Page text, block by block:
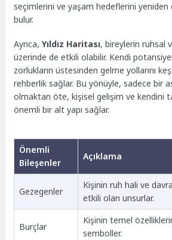
seçimlerini ve yaşam hedeflerini yeniden
bulur.
Ayrıca,Yıldız Haritası, bireylerin ruhsal
üzerinde de etkili olabilir. Kendi
zorlukların üstesinden gelme yollarını
rehberlik sağlar. Bu yönüyle, sadece bir
olmaktan öte, kişisel gelişim ve kendini
önemli bir alt yapı sağlar.
Önemli
Bileşenler
Açıklama
Gezegenler
Kişinin ruh hali ve
etkili olan unsurlar.
Burçlar
Kişinin temel
semboller.